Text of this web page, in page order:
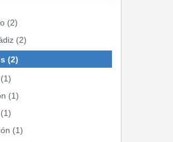
(2)
(2)
(2)
(1)
(1)